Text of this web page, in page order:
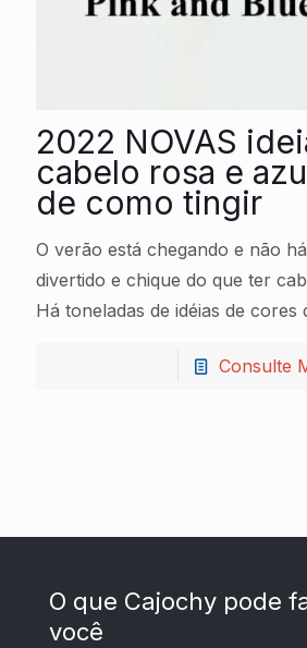
2022 NOVAS
cabelo rosa e
de como tingir
O verão está chegando e não
divertido e chique do que ter
Há toneladas de idéias de cores
Consulte
O que Cajochy pode
você